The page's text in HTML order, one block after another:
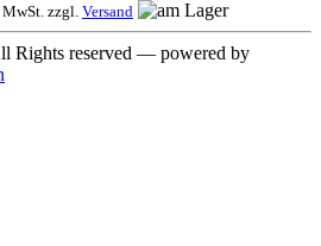
zzgl. Versand
Rights reserved — powered by